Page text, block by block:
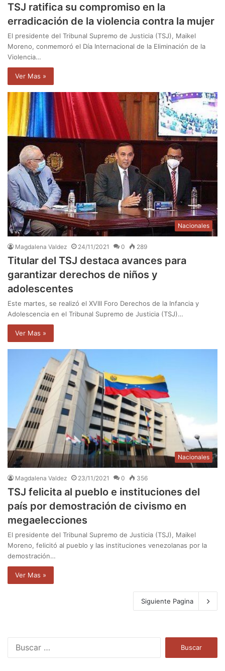
TSJ ratifica su compromiso en la
erradicación de la violencia contra la mujer
El presidente del Tribunal Supremo de Justicia (TSJ), Maikel
Moreno, conmemoró el Día Internacional de la Eliminación de la
Violencia…
Ver Mas »
Nacionales
Magdalena Valdez 24/11/2021 0 289
Titular del TSJ destaca avances para
garantizar derechos de niños y
adolescentes
Este martes, se realizó el XVIII Foro Derechos de la Infancia y
Adolescencia en el Tribunal Supremo de Justicia (TSJ)…
Ver Mas »
Nacionales
Magdalena Valdez 23/11/2021 0 356
TSJ felicita al pueblo e instituciones del
país por demostración de civismo en
megaelecciones
El presidente del Tribunal Supremo de Justicia (TSJ), Maikel
Moreno, felicitó al pueblo y las instituciones venezolanas por la
demostración…
Ver Mas »
Siguiente Pagina